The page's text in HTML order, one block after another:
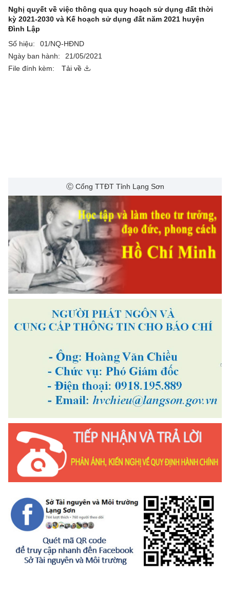
Nghị quyết về việc thông qua quy hoạch sử dụng đất thời
kỳ 2021-2030 và Kế hoạch sử dụng đất năm 2021 huyện
Đình Lập
Số hiệu:
01/NQ-HĐND
Ngày ban hành:
21/05/2021
File đính kèm:
Tải về
Ⓒ Cổng TTĐT Tỉnh Lạng Sơn